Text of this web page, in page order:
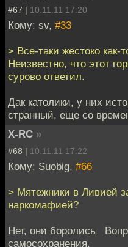
#67 | 10.11.11 17:20
Кому: sv, #33
> Все-таки жестоко как-
Неизвестно, что этот
сурово ответил.
Дак католики, у них
странный, еще со
X-RC »
#68 | 10.11.11 17:22
Кому: Suobig, #66
> Мятежники в Ливией
наркомафией?
Нет, они боролись
самосохранения.